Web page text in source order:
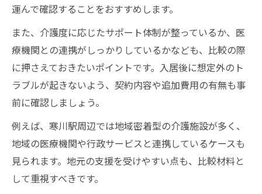
運んで確認することをおすすめします。
また、介護度に応じたサポート体制が整っているか、医
療機関との連携がしっかりしているかなども、比較の際
に押さえておきたいポイントです。入居後に想定外のト
ラブルが起きないよう、契約内容や追加費用の有無も事
前に確認しましょう。
例えば、寒川駅周辺では地域密着型の介護施設が多く、
地域の医療機関や行政サービスと連携しているケースも
見られます。地元の支援を受けやすい点も、比較材料と
して重視すべきです。